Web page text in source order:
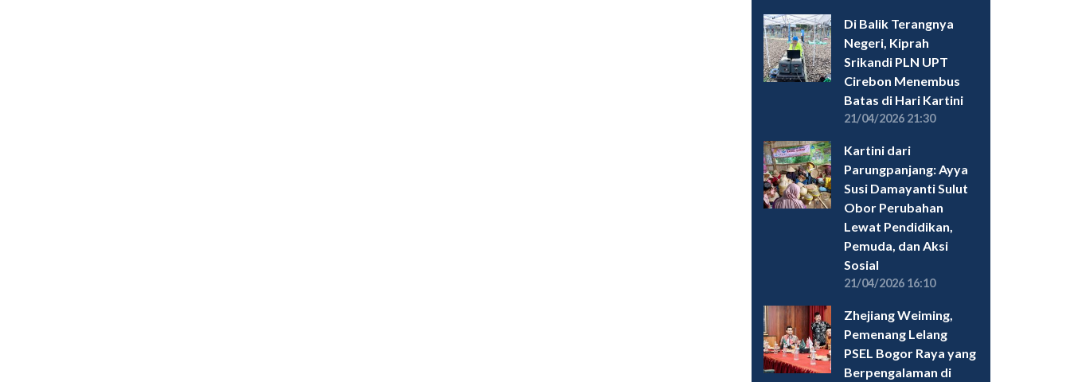
Di Balik Terangnya
Negeri, Kiprah
Srikandi PLN UPT
Cirebon Menembus
Batas di Hari Kartini
21/04/2026 21:30
Kartini dari
Parungpanjang: Ayya
Susi Damayanti Sulut
Obor Perubahan
Lewat Pendidikan,
Pemuda, dan Aksi
Sosial
21/04/2026 16:10
Zhejiang Weiming,
Pemenang Lelang
PSEL Bogor Raya yang
Berpengalaman di